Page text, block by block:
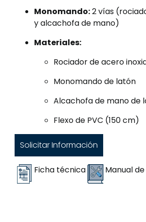
Monomando:2 vías
y alcachofa de mano)
Materiales:
Rociador de acero
Monomando de latón
Alcachofa de mano de
Flexo de PVC (150 cm)
Solicitar Información
Ficha técnica Manual